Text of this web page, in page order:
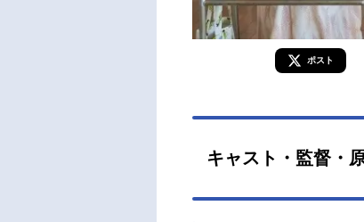
ポスト
キャスト・監督・